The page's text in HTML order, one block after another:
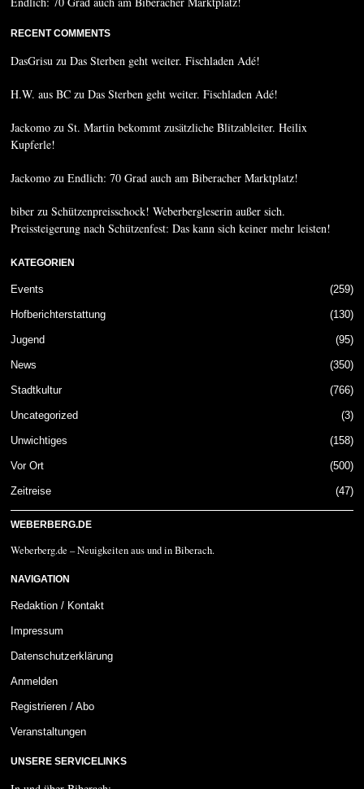
RECENT COMMENTS
DasGrisu zuDas Sterben geht weiter. Fischladen Adé!
H.W. aus BC zuDas Sterben geht weiter. Fischladen Adé!
Jackomo zuSt. Martin bekommt zusätzliche Blitzableiter. Heilix
Kupferle!
Jackomo zuEndlich: 70 Grad auch am Biberacher Marktplatz!
biber zuSchützenpreisschock! Weberbergleserin außer sich.
Preissteigerung nach Schützenfest: Das kann sich keiner mehr leisten!
KATEGORIEN
Events 259
Hofberichterstattung 130
Jugend 95
News 350
Stadtkultur 766
Uncategorized 3
Unwichtiges 158
Vor Ort 500
Zeitreise 47
WEBERBERG.DE
Weberberg.de – Neuigkeiten aus und in Biberach.
NAVIGATION
Redaktion / Kontakt
Impressum
Datenschutzerklärung
Anmelden
Registrieren / Abo
Veranstaltungen
UNSERE SERVICELINKS